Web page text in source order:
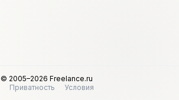
© 2005–2026 Freelance.ru
Приватность
Условия